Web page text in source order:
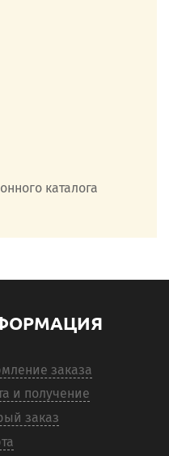
каталога
заказа
и получение
заказ